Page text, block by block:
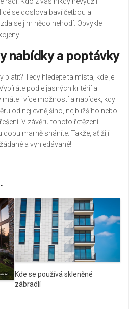
se doslova baví četbou a
se jim něco nehodí. Obvykle
nabídky a poptávky
platit? Tedy hledejte ta místa, kde je
podle jasných kritérií a
máte i více možností a nabídek, kdy
od nejlevnějšího, nejbližšího nebo
V závěru tohoto řetězení
marně sháníte. Takže, ať žijí
a vyhledávané!
Kde se používá skleněné
zábradlí